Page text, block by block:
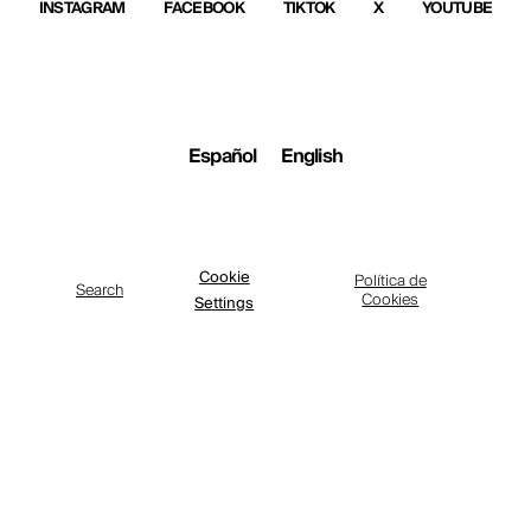
INSTAGRAM FACEBOOK TIKTOK X YOUTUBE
Español English
Search
Cookie
Settings
Política de
Cookies